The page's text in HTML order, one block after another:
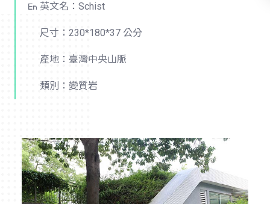
英文名：Schist
尺寸：230*180*37 公分
產地：臺灣中央山脈
類別：變質岩